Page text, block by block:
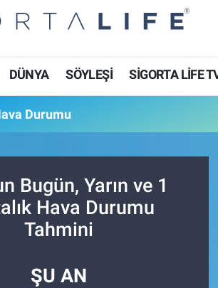
DÜNYA SÖYLEŞİ SİGORTA LİFE
Durumu
Bugün, Yarın ve 1
Hava Durumu
Tahmini
ŞU AN
Durumu ve Fikstür
Haberleri